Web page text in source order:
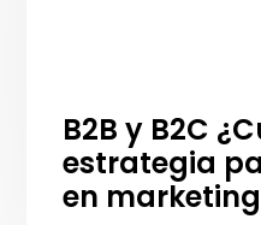
B2B y B2C
estrategia
en